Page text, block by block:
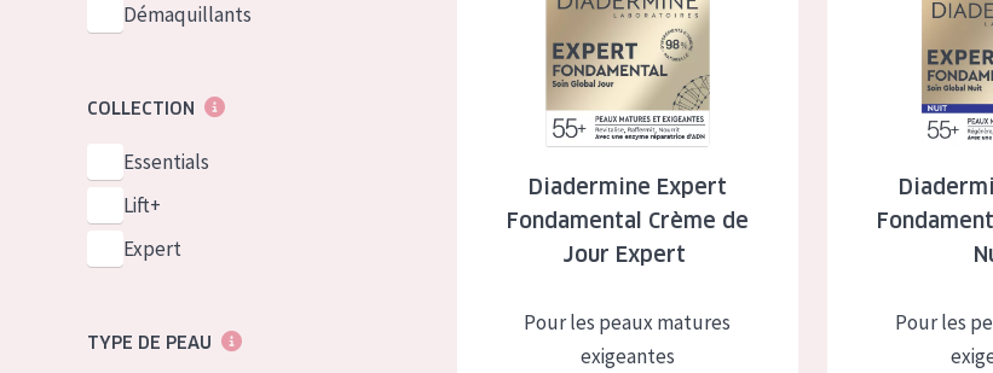
Démaquillants
COLLECTION
Essentials
Lift+
Expert
TYPE DE PEAU
Diadermine Expert
Fondamental Crème de
Jour Expert
Pour les peaux matures
exigeantes
Pour les